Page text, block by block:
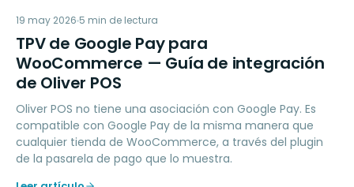
TD
PAYMENTS
19 may 2026 5 min de lectura
TPV de Google Pay para
WooCommerce — Guía de integración
de Oliver POS
Oliver POS no tiene una asociación con Google Pay. Es
compatible con Google Pay de la misma manera que
cualquier tienda de WooCommerce, a través del plugin
de la pasarela de pago que lo muestra.